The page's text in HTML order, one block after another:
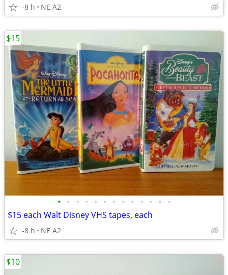
-8 h NE A2
• • • • • • • • • • • • •
$15 each Walt Disney VHS tapes, each
-8 h NE A2
$15
$10